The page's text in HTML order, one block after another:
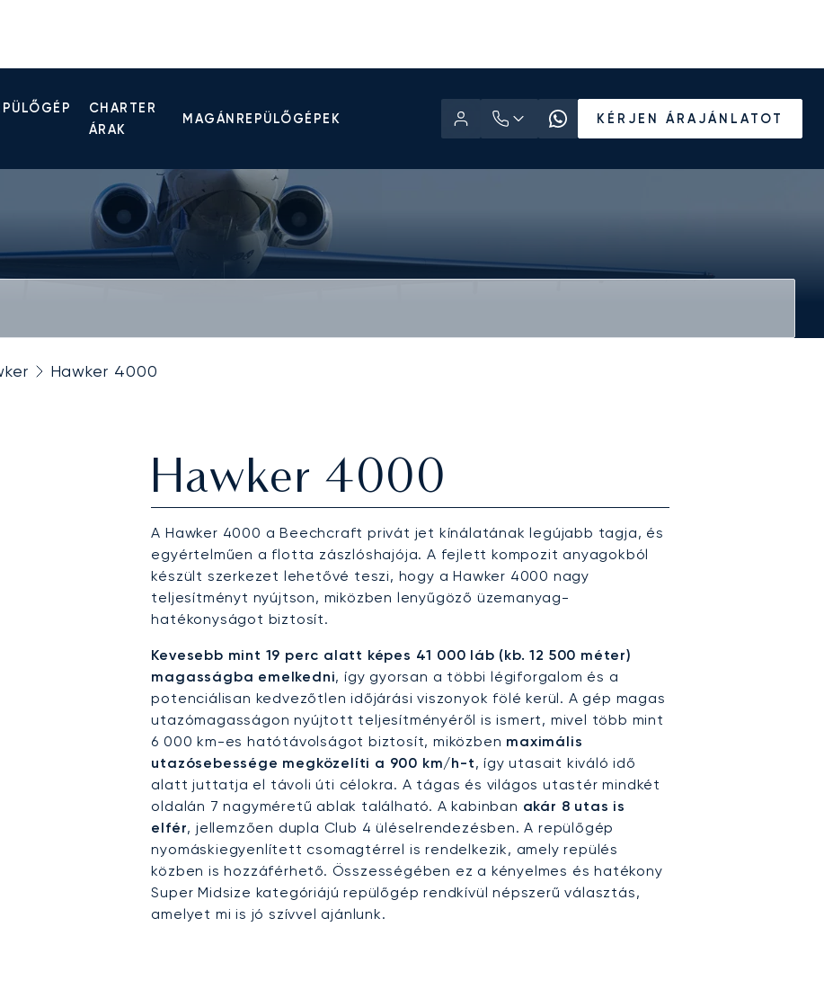
CHARTER
ÁRAK
MAGÁNREPÜLŐGÉPEK KÉRJEN ÁRAJÁNLATOT
Hawker 4000
Hawker 4000
A Hawker 4000 a Beechcraft privát jet kínálatának legújabb tagja, és
egyértelműen a flotta zászlóshajója. A fejlett kompozit anyagokból
készült szerkezet lehetővé teszi, hogy a Hawker 4000 nagy
teljesítményt nyújtson, miközben lenyűgöző üzemanyag-
hatékonyságot biztosít.
Kevesebb mint 19 perc alatt képes 41 000 láb (kb. 12 500 méter)
magasságba emelkedni, így gyorsan a többi légiforgalom és a
potenciálisan kedvezőtlen időjárási viszonyok fölé kerül. A gép magas
utazómagasságon nyújtott teljesítményéről is ismert, mivel több mint
6 000 km-es hatótávolságot biztosít, miközben maximális
utazósebessége megközelíti a 900 km/h-t, így utasait kiváló idő
alatt juttatja el távoli úti célokra. A tágas és világos utastér mindkét
oldalán 7 nagyméretű ablak található. A kabinban akár 8 utas is
elfér, jellemzően dupla Club 4 üléselrendezésben. A repülőgép
nyomáskiegyenlített csomagtérrel is rendelkezik, amely repülés
közben is hozzáférhető. Összességében ez a kényelmes és hatékony
Super Midsize kategóriájú repülőgép rendkívül népszerű választás,
amelyet mi is jó szívvel ajánlunk.